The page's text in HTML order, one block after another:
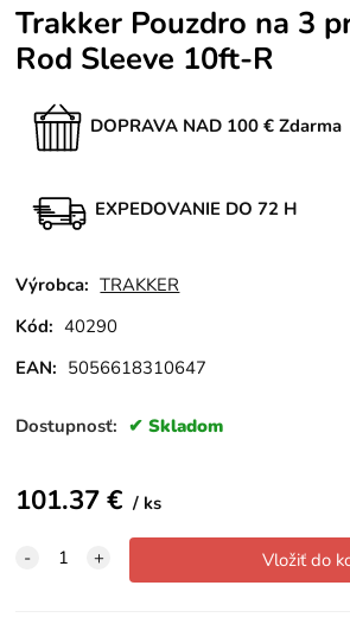
Trakker Pouzdro na 3
Rod Sleeve 10ft-R
DOPRAVA NAD 100 € Zdarma
EXPEDOVANIE DO 72 H
Výrobca: TRAKKER
Kód: 40290
EAN: 5056618310647
Dostupnosť: Skladom
101.37€ ks